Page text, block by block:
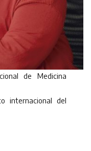
de Medicina
internacional del